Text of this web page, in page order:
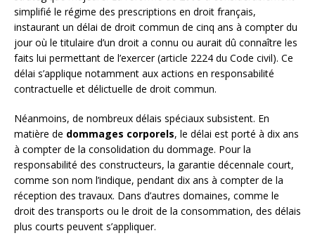
simplifié le régime des prescriptions en droit français,
instaurant un délai de droit commun de cinq ans à compter du
jour où le titulaire d’un droit a connu ou aurait dû connaître les
faits lui permettant de l’exercer (article 2224 du Code civil). Ce
délai s’applique notamment aux actions en responsabilité
contractuelle et délictuelle de droit commun.
Néanmoins, de nombreux délais spéciaux subsistent. En
matière de dommages corporels, le délai est porté à dix ans
à compter de la consolidation du dommage. Pour la
responsabilité des constructeurs, la garantie décennale court,
comme son nom l’indique, pendant dix ans à compter de la
réception des travaux. Dans d’autres domaines, comme le
droit des transports ou le droit de la consommation, des délais
plus courts peuvent s’appliquer.